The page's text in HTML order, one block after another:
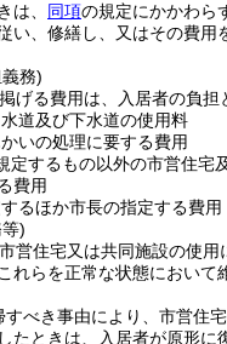
は、 同項の規定にかかわら
い、修繕し、又はその費用
務)
げる費用は、入居者の負担
道及び下水道の使用料
いの処理に要する費用
定するもの以外の市営住宅
費用
るほか市長の指定する費用
)
営住宅又は共同施設の使用
れらを正常な状態において
すべき事由により、市営住
たときは、入居者が原形に